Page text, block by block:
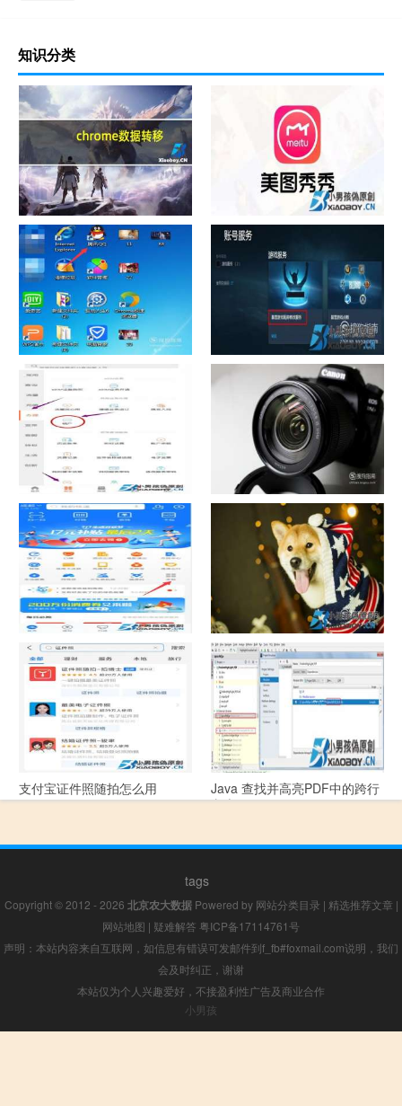
知识分类
chrome数据转移 怎样给照片换背景
如何看认识QQ好友具体多少天
了
战网怎么修改昵称？
中国联通手机营业厅销户操作
指引
摄影作品的欣赏方法
支付宝怎么拍违章挣钱？
宠物定位器app开发可以解决哪
些问题？
支付宝证件照随拍怎么用
Java 查找并高亮PDF中的跨行
文本
tags
Copyright © 2012 - 2026 北京农大数据Powered by 网站分类目录 | 精选推荐文章 |
网站地图 | 疑难解答 粤ICP备17114761号
声明：本站内容来自互联网，如信息有错误可发邮件到f_fb#foxmail.com说明，我们
会及时纠正，谢谢
本站仅为个人兴趣爱好，不接盈利性广告及商业合作
小男孩